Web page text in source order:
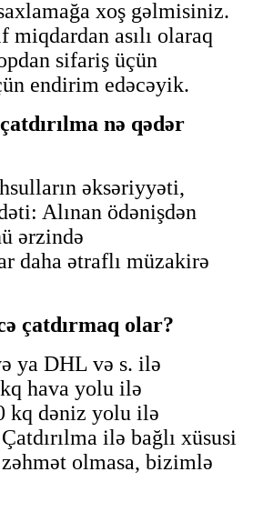
xoş gəlmisiniz.
asılı olaraq
sifariş üçün
endirim edəcəyik.
nə qədər
əksəriyyəti,
Alınan ödənişdən
ərzində
daha ətraflı müzakirə
çatdırmaq olar?
ya DHL və s. ilə
hava yolu ilə
kq dəniz yolu ilə
ilə bağlı xüsusi
olmasa, bizimlə